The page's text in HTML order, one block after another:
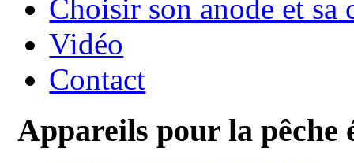
Choisir son anode et sa
Vidéo
Contact
Appareils pour la pêche